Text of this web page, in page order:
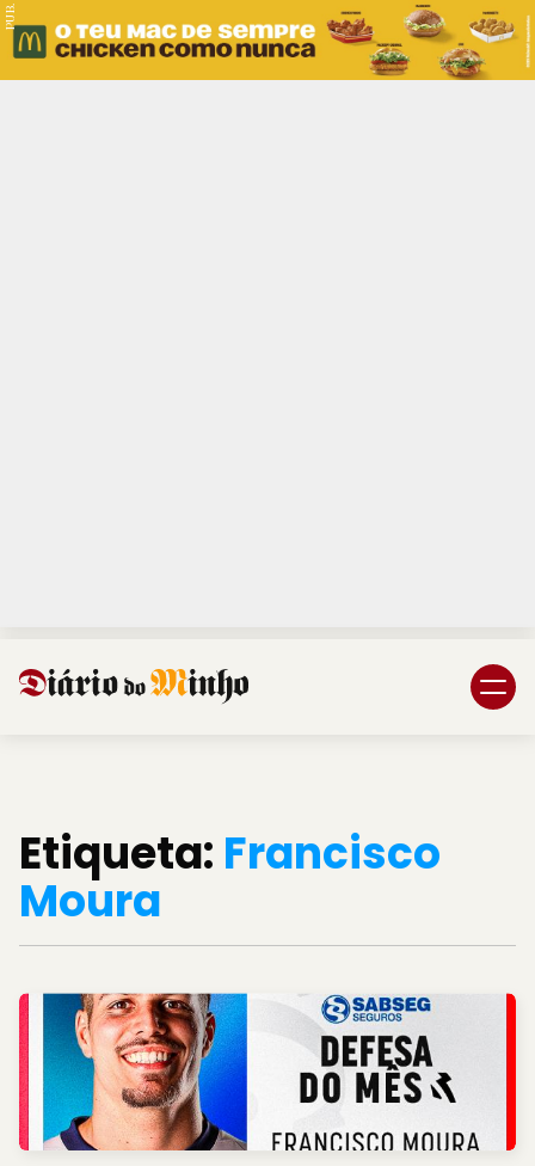
PUB.
Etiqueta: Francisco
Moura